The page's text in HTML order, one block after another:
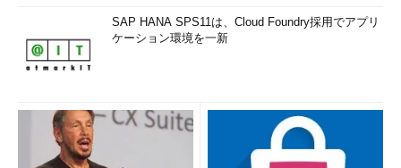
SAP HANA SPS11は、Cloud Foundry採用でアプリ
ケーション環境を一新